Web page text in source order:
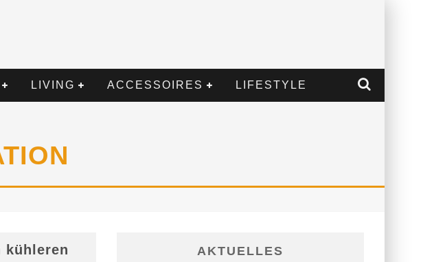
LIVING ACCESSOIRES LIFESTYLE
AKTUELLES